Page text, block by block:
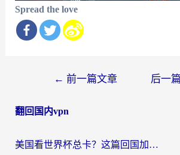
Spread the love
导
← 前一篇文章 后一
翻回国内vpn
美国看世界杯总卡？这篇回国加速器指南帮你无缝刷国内资源（附苹果手机VPN设置步骤）